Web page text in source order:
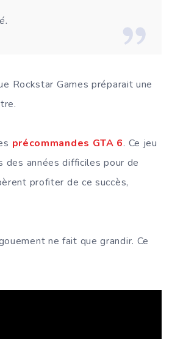
Rockstar Games préparait une
précommandes GTA 6. Ce jeu
des années difficiles pour de
profiter de ce succès,
ne fait que grandir. Ce